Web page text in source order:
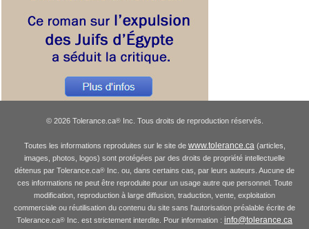
© 2026 Tolerance.ca®Inc. Tous droits de reproduction réservés.
Toutes les informations reproduites sur le site de www.tolerance.ca(articles,
images, photos, logos) sont protégées par des droits de propriété intellectuelle
détenus par Tolerance.ca® Inc. ou, dans certains cas, par leurs auteurs. Aucune de
ces informations ne peut être reproduite pour un usage autre que personnel. Toute
modification, reproduction à large diffusion, traduction, vente, exploitation
commerciale ou réutilisation du contenu du site sans l'autorisation préalable écrite de
Tolerance.ca® Inc. est strictement interdite. Pour information : info@tolerance.ca